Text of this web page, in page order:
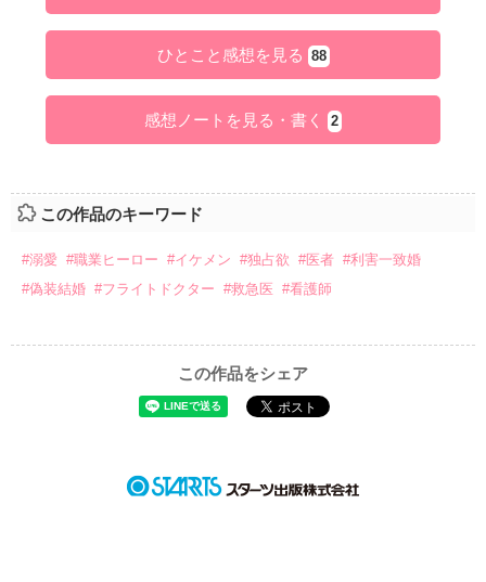
ひとこと感想を見る 88
感想ノートを見る・書く 2
この作品のキーワード
#溺愛 #職業ヒーロー #イケメン #独占欲 #医者 #利害一致婚
#偽装結婚 #フライトドクター #救急医 #看護師
この作品をシェア